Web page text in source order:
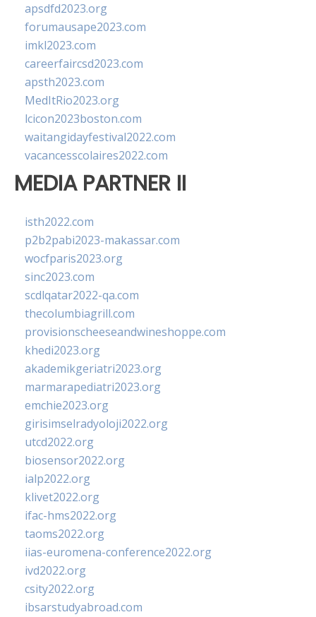
apsdfd2023.org
forumausape2023.com
imkl2023.com
careerfaircsd2023.com
apsth2023.com
MedItRio2023.org
lcicon2023boston.com
waitangidayfestival2022.com
vacancesscolaires2022.com
MEDIA PARTNER II
isth2022.com
p2b2pabi2023-makassar.com
wocfparis2023.org
sinc2023.com
scdlqatar2022-qa.com
thecolumbiagrill.com
provisionscheeseandwineshoppe.com
khedi2023.org
akademikgeriatri2023.org
marmarapediatri2023.org
emchie2023.org
girisimselradyoloji2022.org
utcd2022.org
biosensor2022.org
ialp2022.org
klivet2022.org
ifac-hms2022.org
taoms2022.org
iias-euromena-conference2022.org
ivd2022.org
csity2022.org
ibsarstudyabroad.com